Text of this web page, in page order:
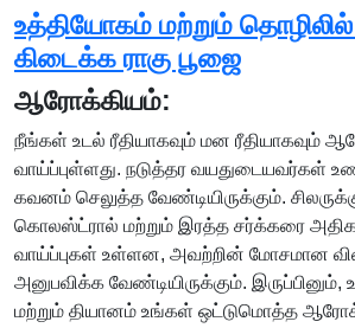
உத்தியோகம் மற்றும் தொழிலில்
கிடைக்க ராகு பூஜை
ஆரோக்கியம்:
நீங்கள் உடல் ரீதியாகவும் மன ரீதியாகவும்
வாய்ப்புள்ளது. நடுத்தர வயதுடையவர்கள்
கவனம் செலுத்த வேண்டியிருக்கும்.
கொலஸ்ட்ரால் மற்றும் இரத்த சர்க்கரை
வாய்ப்புகள் உள்ளன, அவற்றின் மோசமான
அனுபவிக்க வேண்டியிருக்கும். இருப்பினும்,
மற்றும் தியானம் உங்கள் ஒட்டுமொத்த